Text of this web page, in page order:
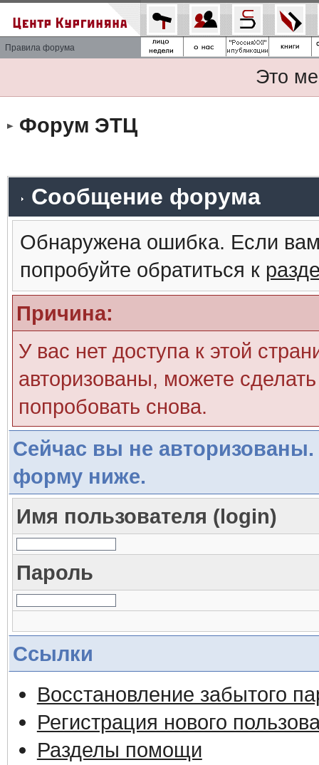
Правила форума
Это
Форум ЭТЦ
Сообщение форума
Обнаружена ошибка. Если
попробуйте обратиться к
Причина:
У вас нет доступа к этой
авторизованы, можете
попробовать снова.
Сейчас вы не авторизованы.
форму ниже.
Имя пользователя (login)
Пароль
Ссылки
Восстановление забытого
Регистрация нового
Разделы помощи